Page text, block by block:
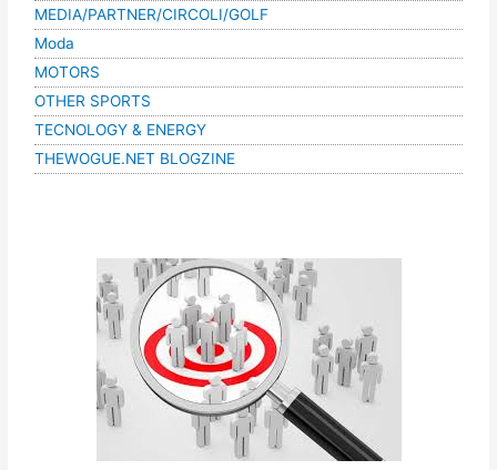
MEDIA/PARTNER/CIRCOLI/GOLF
Moda
MOTORS
OTHER SPORTS
TECNOLOGY & ENERGY
THEWOGUE.NET BLOGZINE